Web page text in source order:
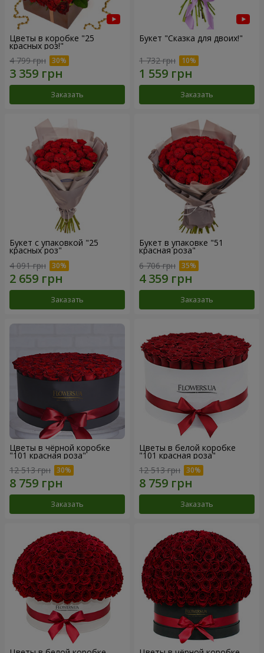
Цветы в коробке "25
красных роз!"
4 799 грн
Заказать
Букет "Сказка для двоих!"
1 732 грн
Заказать
Букет с упаковкой "25
красных роз"
4 091 грн
Заказать
Букет в упаковке "51
красная роза"
6 706 грн
Заказать
Цветы в чёрной коробке
"101 красная роза"
12 513 грн
Заказать
Цветы в белой коробке
"101 красная роза"
12 513 грн
Заказать